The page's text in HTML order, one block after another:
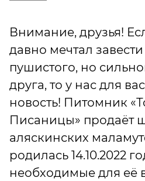
Внимание, друзья!
давно мечтал
пушистого, но
друга, то у нас для
новость! Питомник
Писаницы» продаёт
аляскинских
родилась 14.10.2022
необходимые для её